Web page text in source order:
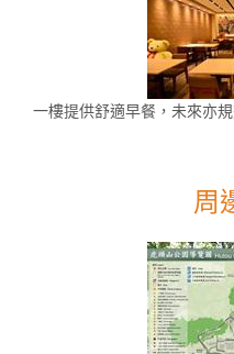
一樓提供舒適早餐，未來亦
周